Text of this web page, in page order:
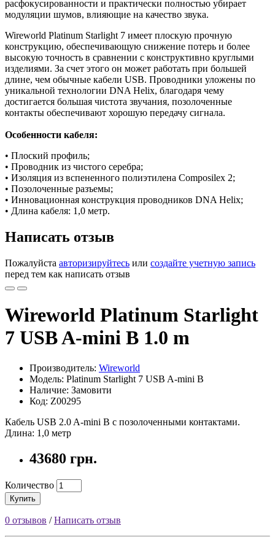
расфокусированности и практически полностью убирает
модуляции шумов, влияющие на качество звука.
Wireworld Platinum Starlight 7 имеет плоскую прочную
конструкцию, обеспечивающую снижение потерь и более
высокую точность в сравнении с конструктивно круглыми
изделиями. За счет этого он может работать при большей
длине, чем обычные кабели USB. Проводники уложены по
уникальной технологии DNA Helix, благодаря чему
достигается большая чистота звучания, позолоченные
контакты обеспечивают хорошую передачу сигнала.
Особенности кабеля:
• Плоский профиль;
• Проводник из чистого серебра;
• Изоляция из вспененного полиэтилена Composilex 2;
• Позолоченные разъемы;
• Инновационная конструкция проводников DNA Helix;
• Длина кабеля: 1,0 метр.
Написать отзыв
Пожалуйста авторизируйтесь или создайте учетную запись
перед тем как написать отзыв
Wireworld Platinum Starlight
7 USB A-mini B 1.0 m
Производитель: Wireworld
Модель: Platinum Starlight 7 USB A-mini B
Наличие: Замовити
Код: Z00295
Кабель USB 2.0 A-mini B с позолоченными контактами.
Длина: 1,0 метр
43680 грн.
Количество
Купить
0 отзывов /Написать отзыв